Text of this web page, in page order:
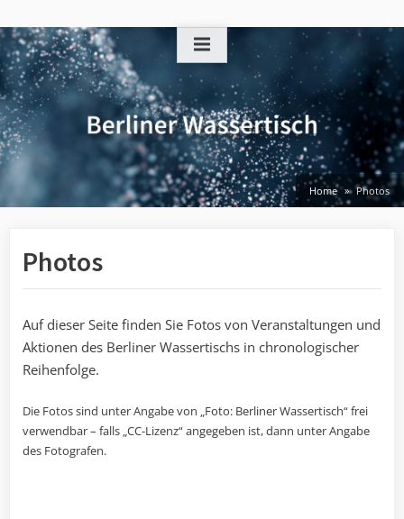
to
content
Home Photos
Photos
Auf dieser Seite finden Sie Fotos von Veranstaltungen und
Aktionen des Berliner Wassertischs in chronologischer
Reihenfolge.
Die Fotos sind unter Angabe von „Foto: Berliner Wassertisch“ frei
verwendbar – falls „CC-Lizenz“ angegeben ist, dann unter Angabe
des Fotografen.